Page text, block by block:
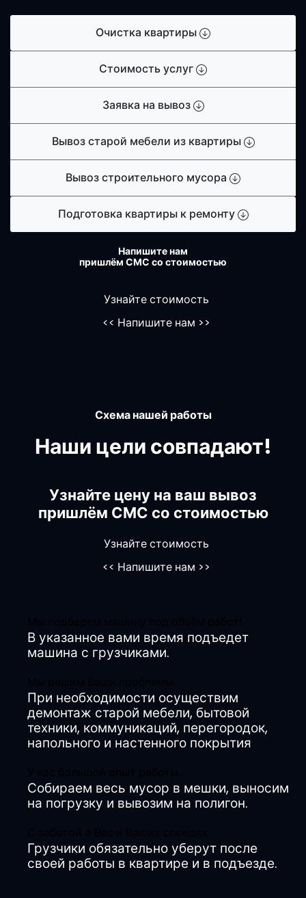
Очистка квартиры
Стоимость услуг
Заявка на вывоз
Вывоз старой мебели из квартиры
Вывоз строительного мусора
Подготовка квартиры к ремонту
Напишите нам
пришлём СМС со стоимостью
Узнайте стоимость
<< Напишите нам >>
Схема нашей работы
Наши цели совпадают!
Узнайте цену на ваш вывоз
пришлём СМС со стоимостью
Узнайте стоимость
<< Напишите нам >>
В указанное вами время подъедет
машина с грузчиками.
При необходимости осуществим
демонтаж старой мебели, бытовой
техники, коммуникаций, перегородок,
напольного и настенного покрытия
Собираем весь мусор в мешки, выносим
на погрузку и вывозим на полигон.
Грузчики обязательно уберут после
своей работы в квартире и в подъезде.